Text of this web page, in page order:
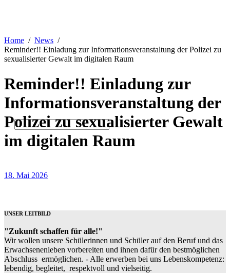
Home
News
Reminder!! Einladung zur Informationsveranstaltung der Polizei zu
sexualisierter Gewalt im digitalen Raum
Reminder!! Einladung zur
Informationsveranstaltung der
Polizei zu sexualisierter Gewalt
im digitalen Raum
18. Mai 2026
UNSER LEITBILD
"Zukunft schaffen für alle!"
Wir wollen unsere Schülerinnen und Schüler auf den Beruf und das
Erwachsenenleben vorbereiten und ihnen dafür den bestmöglichen
Abschluss ermöglichen. - Alle erwerben bei uns Lebenskompetenz:
lebendig, begleitet, respektvoll und vielseitig.